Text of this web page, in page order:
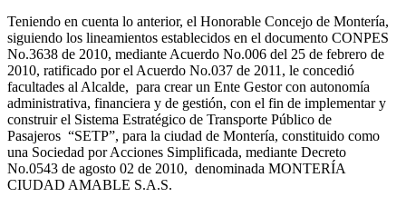
Teniendo en cuenta lo anterior, el Honorable Concejo de Montería,
siguiendo los lineamientos establecidos en el documento CONPES
No.3638 de 2010, mediante Acuerdo No.006 del 25 de febrero de
2010, ratificado por el Acuerdo No.037 de 2011, le concedió
facultades al Alcalde, para crear un Ente Gestor con autonomía
administrativa, financiera y de gestión, con el fin de implementar y
construir el Sistema Estratégico de Transporte Público de
Pasajeros “SETP”, para la ciudad de Montería, constituido como
una Sociedad por Acciones Simplificada, mediante Decreto
No.0543 de agosto 02 de 2010, denominada MONTERÍA
CIUDAD AMABLE S.A.S.